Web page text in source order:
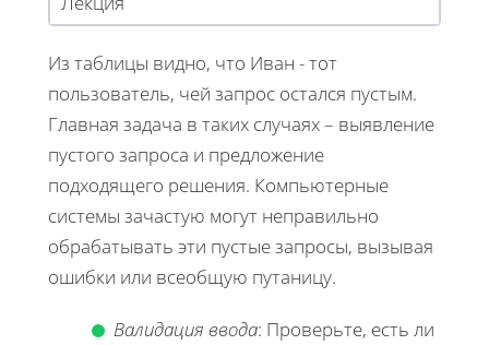
Из таблицы видно, что Иван - тот
пользователь, чей запрос остался пустым.
Главная задача в таких случаях – выявление
пустого запроса и предложение
подходящего решения. Компьютерные
системы зачастую могут неправильно
обрабатывать эти пустые запросы, вызывая
ошибки или всеобщую путаницу.
Валидация ввода: Проверьте, есть ли